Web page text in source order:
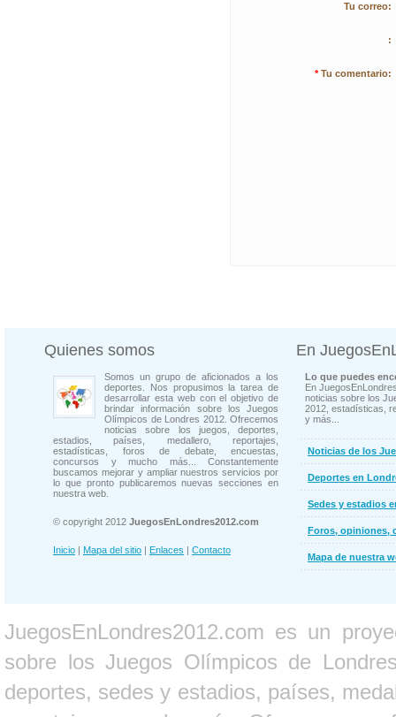
Tu correo:
:
* Tu comentario:
Quienes somos
Somos un grupo de aficionados a los
deportes. Nos propusimos la tarea de
desarrollar esta web con el objetivo de
brindar información sobre los Juegos
Olímpicos de Londres 2012. Ofrecemos
noticias sobre los juegos, deportes,
estadios, países, medallero, reportajes,
estadísticas, foros de debate, encuestas,
concursos y mucho más... Constantemente
buscamos mejorar y ampliar nuestros servicios por
lo que pronto publicaremos nuevas secciones en
nuestra web.
© copyright 2012 JuegosEnLondres2012.com
Inicio | Mapa del sitio | Enlaces | Contacto
En
Lo que puedes
En
noticias sobre los
2012, estadísticas,
y más...
Noticias de los
Deportes en
Sedes y estadios
Foros, opiniones,
Mapa de nuestra
JuegosEnLondres2012.com es un
sobre los Juegos Olímpicos de
deportes, sedes y estadios, países,